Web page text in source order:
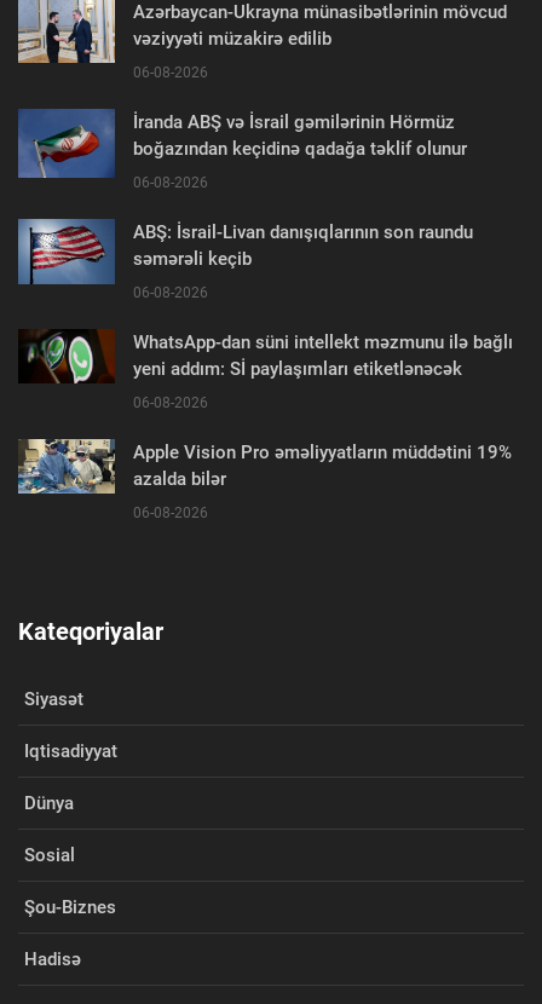
Azərbaycan-Ukrayna münasibətlərinin mövcud
vəziyyəti müzakirə edilib
06-08-2026
İranda ABŞ və İsrail gəmilərinin Hörmüz
boğazından keçidinə qadağa təklif olunur
06-08-2026
ABŞ: İsrail-Livan danışıqlarının son raundu
səmərəli keçib
06-08-2026
WhatsApp-dan süni intellekt məzmunu ilə bağlı
yeni addım: Sİ paylaşımları etiketlənəcək
06-08-2026
Apple Vision Pro əməliyyatların müddətini 19%
azalda bilər
06-08-2026
Kateqoriyalar
Siyasət
Iqtisadiyyat
Dünya
Sosial
Şou-Biznes
Hadisə